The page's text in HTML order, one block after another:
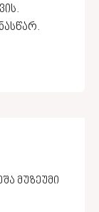
მუზეუმი